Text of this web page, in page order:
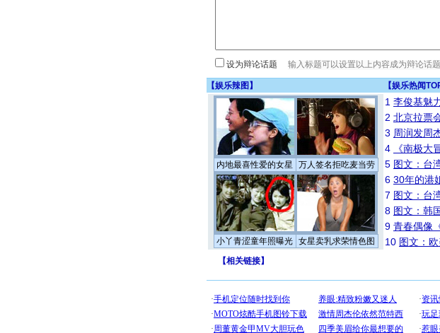
设为辩论话题
【娱乐辣图 】 【娱乐热闻
内地最喜性爱的女星 万人签名拒吃麦当劳
小丫青涩童年照曝光 女星卖乳求荣情色图
1 李俊基魅
2 北京拉票
3 周润发周
4
《南极
5 图文：台
6 30年的港
7 图文：台
8 图文：韩
9 青春偶像
10 图文：
【相关链接】